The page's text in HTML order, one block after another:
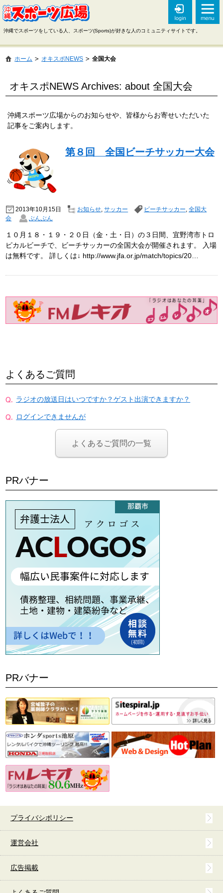
沖縄でスポーツをしている人、スポーツ(Sports)が好きな人のコミュニティサイトです。
ホーム オキスポNEWS 全国大会
オキスポNEWS Archives: about 全国大会
沖縄スポーツ広場からのお知らせや、皆様からお寄せいただいた
記事をご案内します。
第８回 全国ビーチサッカー大会
2013年10月15日 お知らせ,サッカー ビーチサッカー,全国大
会
ぶんぶん
１０月１８・１９・２０日（金・土・日）の３日間、宜野湾市トロ
ピカルビーチで、ビーチサッカーの全国大会が開催されます。 入場
は無料です。 詳しくは↓ http://www.jfa.or.jp/match/topics/20…
よくあるご質問
ラジオの放送日はいつですか？ゲスト出演できますか？
ログインできませんが
よくあるご質問の一覧
PRバナー
PRバナー
プライバシポリシー
運営会社
広告掲載